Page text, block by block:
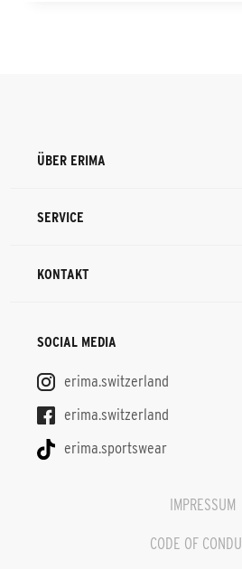
ÜBER ERIMA
SERVICE
KONTAKT
SOCIAL MEDIA
erima.switzerland
erima.switzerland
erima.sportswear
IMPRESSUM
CODE OF